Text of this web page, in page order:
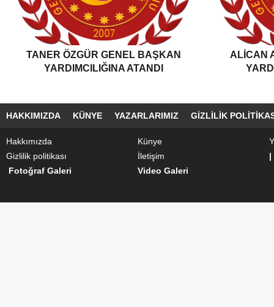
TANER ÖZGÜR GENEL BAŞKAN
YARDIMCILIĞINA ATANDI
ALİCAN
HAKKIMIZDA KÜNYE YAZARLARIMIZ GIZLILIK
Hakkımızda Künye
Gizlilik politikası
İletişim
|
Fotoğraf Galeri
Video Galeri